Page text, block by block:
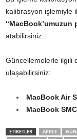
kalibrasyon işlemiyle
“MacBook’umuzun
atabilirsiniz.
Güncellemelerle ilgili
ulaşabilirsiniz:
MacBook Air
MacBook
ETİKETLER APPLE